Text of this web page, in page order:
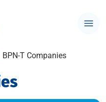
BPN-T Companies